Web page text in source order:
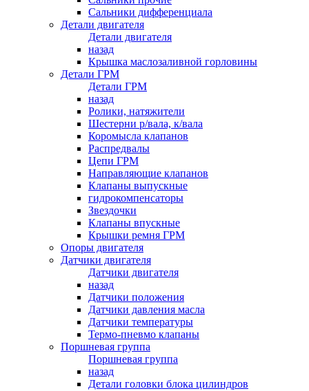
Сальники дифференциала
Детали двигателя
Детали двигателя
назад
Крышка маслозаливной горловины
Детали ГРМ
Детали ГРМ
назад
Ролики, натяжители
Шестерни р/вала, к/вала
Коромысла клапанов
Распредвалы
Цепи ГРМ
Направляющие клапанов
Клапаны выпускные
гидрокомпенсаторы
Звездочки
Клапаны впускные
Крышки ремня ГРМ
Опоры двигателя
Датчики двигателя
Датчики двигателя
назад
Датчики положения
Датчики давления масла
Датчики температуры
Термо-пневмо клапаны
Поршневая группа
Поршневая группа
назад
Детали головки блока цилиндров